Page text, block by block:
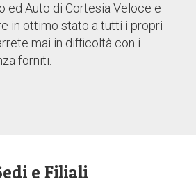
ed Auto di Cortesia Veloce e
in ottimo stato a tutti i propri
mai in difficoltà con i
forniti.
e Filiali